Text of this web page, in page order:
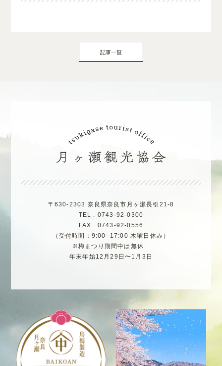
記事一覧
〒630-2303 奈良県奈良市月ヶ瀬長引21-8
TEL . 0743-92-0300
FAX . 0743-92-0556
（受付時間：9:00–17:00 木曜日休み）
※梅まつり期間中は無休
年末年始12月29日〜1月3日